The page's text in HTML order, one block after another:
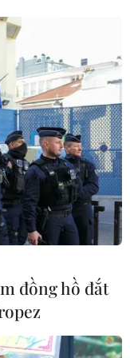
KHÚC THANH
đồng hồ đắt